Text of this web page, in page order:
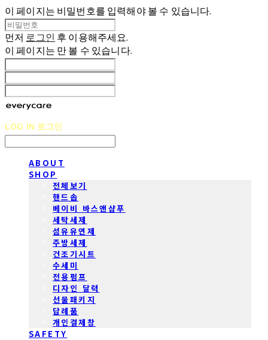
이 페이지는 비밀번호를 입력해야 볼 수 있습니다.
먼저 로그인 후 이용해주세요.
이 페이지는 만 볼 수 있습니다.
LOG IN 로그인
ABOUT
SHOP
전체보기
핸드솝
베이비 바스앤샴푸
세탁세제
섬유유연제
주방세제
건조기시트
수세미
전용펌프
디자인 달력
선물패키지
답례품
개인결제창
SAFETY